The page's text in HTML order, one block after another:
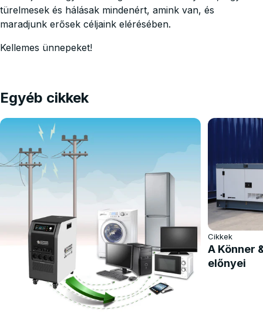
türelmesek és hálásak mindenért, amink van, és
maradjunk erősek céljaink elérésében.
Kellemes ünnepeket!
Egyéb cikkek
Cikkek
A Könner
előnyei